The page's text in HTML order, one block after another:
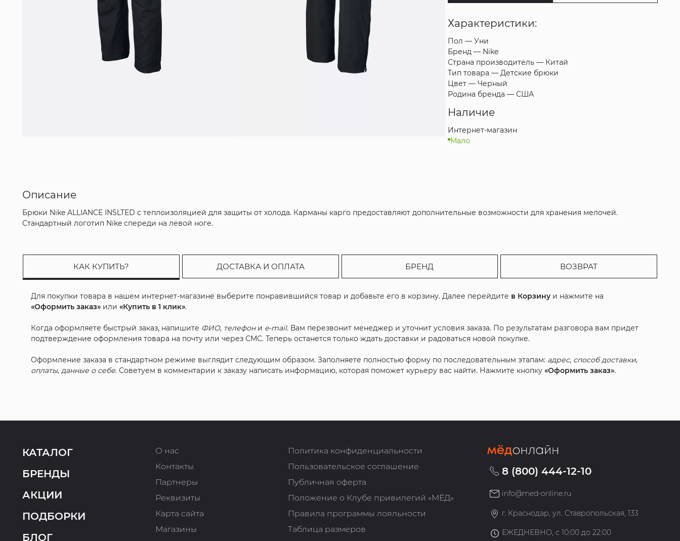
Характеристики:
Пол — Уни
Бренд — Nike
Страна производитель — Китай
Тип товара — Детские брюки
Цвет — Черный
Родина бренда — США
Наличие
Интернет-магазин
Мало
Описание
Брюки Nike ALLIANCE INSLTED с теплоизоляцией для защиты от холода. Карманы карго предоставляют дополнительные возможности для хранения мелочей.
Стандартный логотип Nike спереди на левой ноге.
КАК КУПИТЬ? ДОСТАВКА И ОПЛАТА БРЕНД ВОЗВРАТ
Для покупки товара в нашем интернет-магазине выберите понравившийся товар и добавьте его в корзину. Далее перейдите в Корзину и нажмите на
«Оформить заказ» или«Купить в 1 клик».
Когда оформляете быстрый заказ, напишите ФИО, телефони e-mail. Вам перезвонит менеджер и уточнит условия заказа. По результатам разговора вам придет
подтверждение оформления товара на почту или через СМС. Теперь останется только ждать доставки и радоваться новой покупке.
Оформление заказа в стандартном режиме выглядит следующим образом. Заполняете полностью форму по последовательным этапам: адрес, способ доставки,
оплаты,данные о себе. Советуем в комментарии к заказу написать информацию, которая поможет курьеру вас найти. Нажмите кнопку«Оформить заказ».
КАТАЛОГ
БРЕНДЫ
АКЦИИ
ПОДБОРКИ
БЛОГ
О нас
Контакты
Партнеры
Реквизиты
Карта сайта
Магазины
Политика конфиденциальности
Пользовательское соглашение
Публичная оферта
Положение о Клубе привилегий «МЁД»
Правила программы лояльности
Таблица размеров
8 (800) 444-12-10
info@med-online.ru
г. Краснодар, ул. Ставропольская, 133
ЕЖЕДНЕВНО, с 10:00 до 22:00